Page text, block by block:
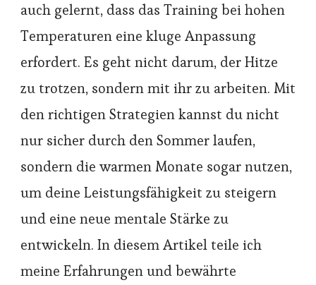
auch gelernt, dass das Training bei hohen
Temperaturen eine kluge Anpassung
erfordert. Es geht nicht darum, der Hitze
zu trotzen, sondern mit ihr zu arbeiten. Mit
den richtigen Strategien kannst du nicht
nur sicher durch den Sommer laufen,
sondern die warmen Monate sogar nutzen,
um deine Leistungsfähigkeit zu steigern
und eine neue mentale Stärke zu
entwickeln. In diesem Artikel teile ich
meine Erfahrungen und bewährte